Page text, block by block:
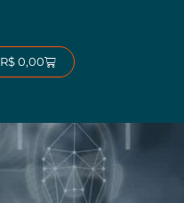
R$0,00Carrinho